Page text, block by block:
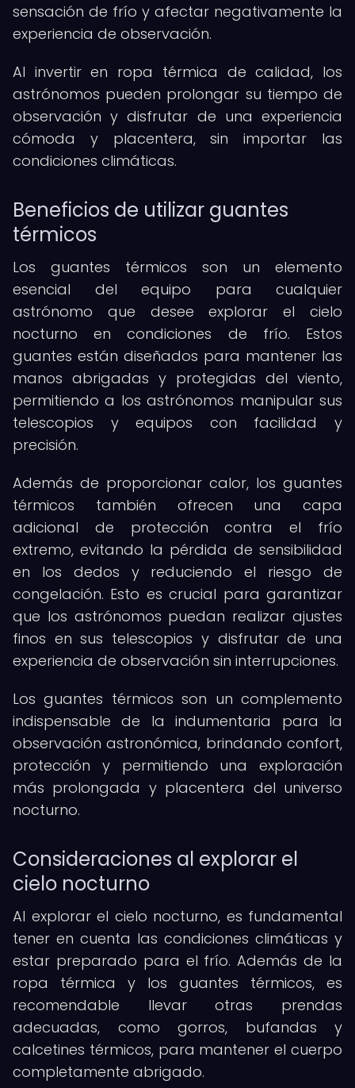
sensación de frío y afectar negativamente la
experiencia de observación.
Al invertir en ropa térmica de calidad, los
astrónomos pueden prolongar su tiempo de
observación y disfrutar de una experiencia
cómoda y placentera, sin importar las
condiciones climáticas.
Beneficios de utilizar guantes
térmicos
Los guantes térmicos son un elemento
esencial del equipo para cualquier
astrónomo que desee explorar el cielo
nocturno en condiciones de frío. Estos
guantes están diseñados para mantener las
manos abrigadas y protegidas del viento,
permitiendo a los astrónomos manipular sus
telescopios y equipos con facilidad y
precisión.
Además de proporcionar calor, los guantes
térmicos también ofrecen una capa
adicional de protección contra el frío
extremo, evitando la pérdida de sensibilidad
en los dedos y reduciendo el riesgo de
congelación. Esto es crucial para garantizar
que los astrónomos puedan realizar ajustes
finos en sus telescopios y disfrutar de una
experiencia de observación sin interrupciones.
Los guantes térmicos son un complemento
indispensable de la indumentaria para la
observación astronómica, brindando confort,
protección y permitiendo una exploración
más prolongada y placentera del universo
nocturno.
Consideraciones al explorar el
cielo nocturno
Al explorar el cielo nocturno, es fundamental
tener en cuenta las condiciones climáticas y
estar preparado para el frío. Además de la
ropa térmica y los guantes térmicos, es
recomendable llevar otras prendas
adecuadas, como gorros, bufandas y
calcetines térmicos, para mantener el cuerpo
completamente abrigado.